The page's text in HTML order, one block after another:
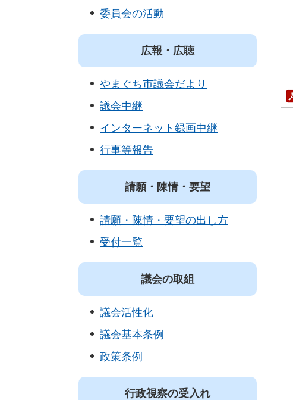
委員会の活動
広報・広聴
やまぐち市議会だより
議会中継
インターネット録画中継
行事等報告
請願・陳情・要望
請願・陳情・要望の出し方
受付一覧
議会の取組
議会活性化
議会基本条例
政策条例
行政視察の受入れ